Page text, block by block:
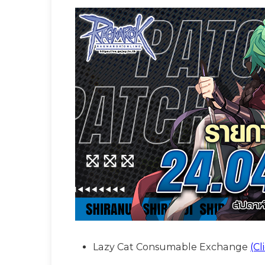
Lazy Cat Consumable Exchange